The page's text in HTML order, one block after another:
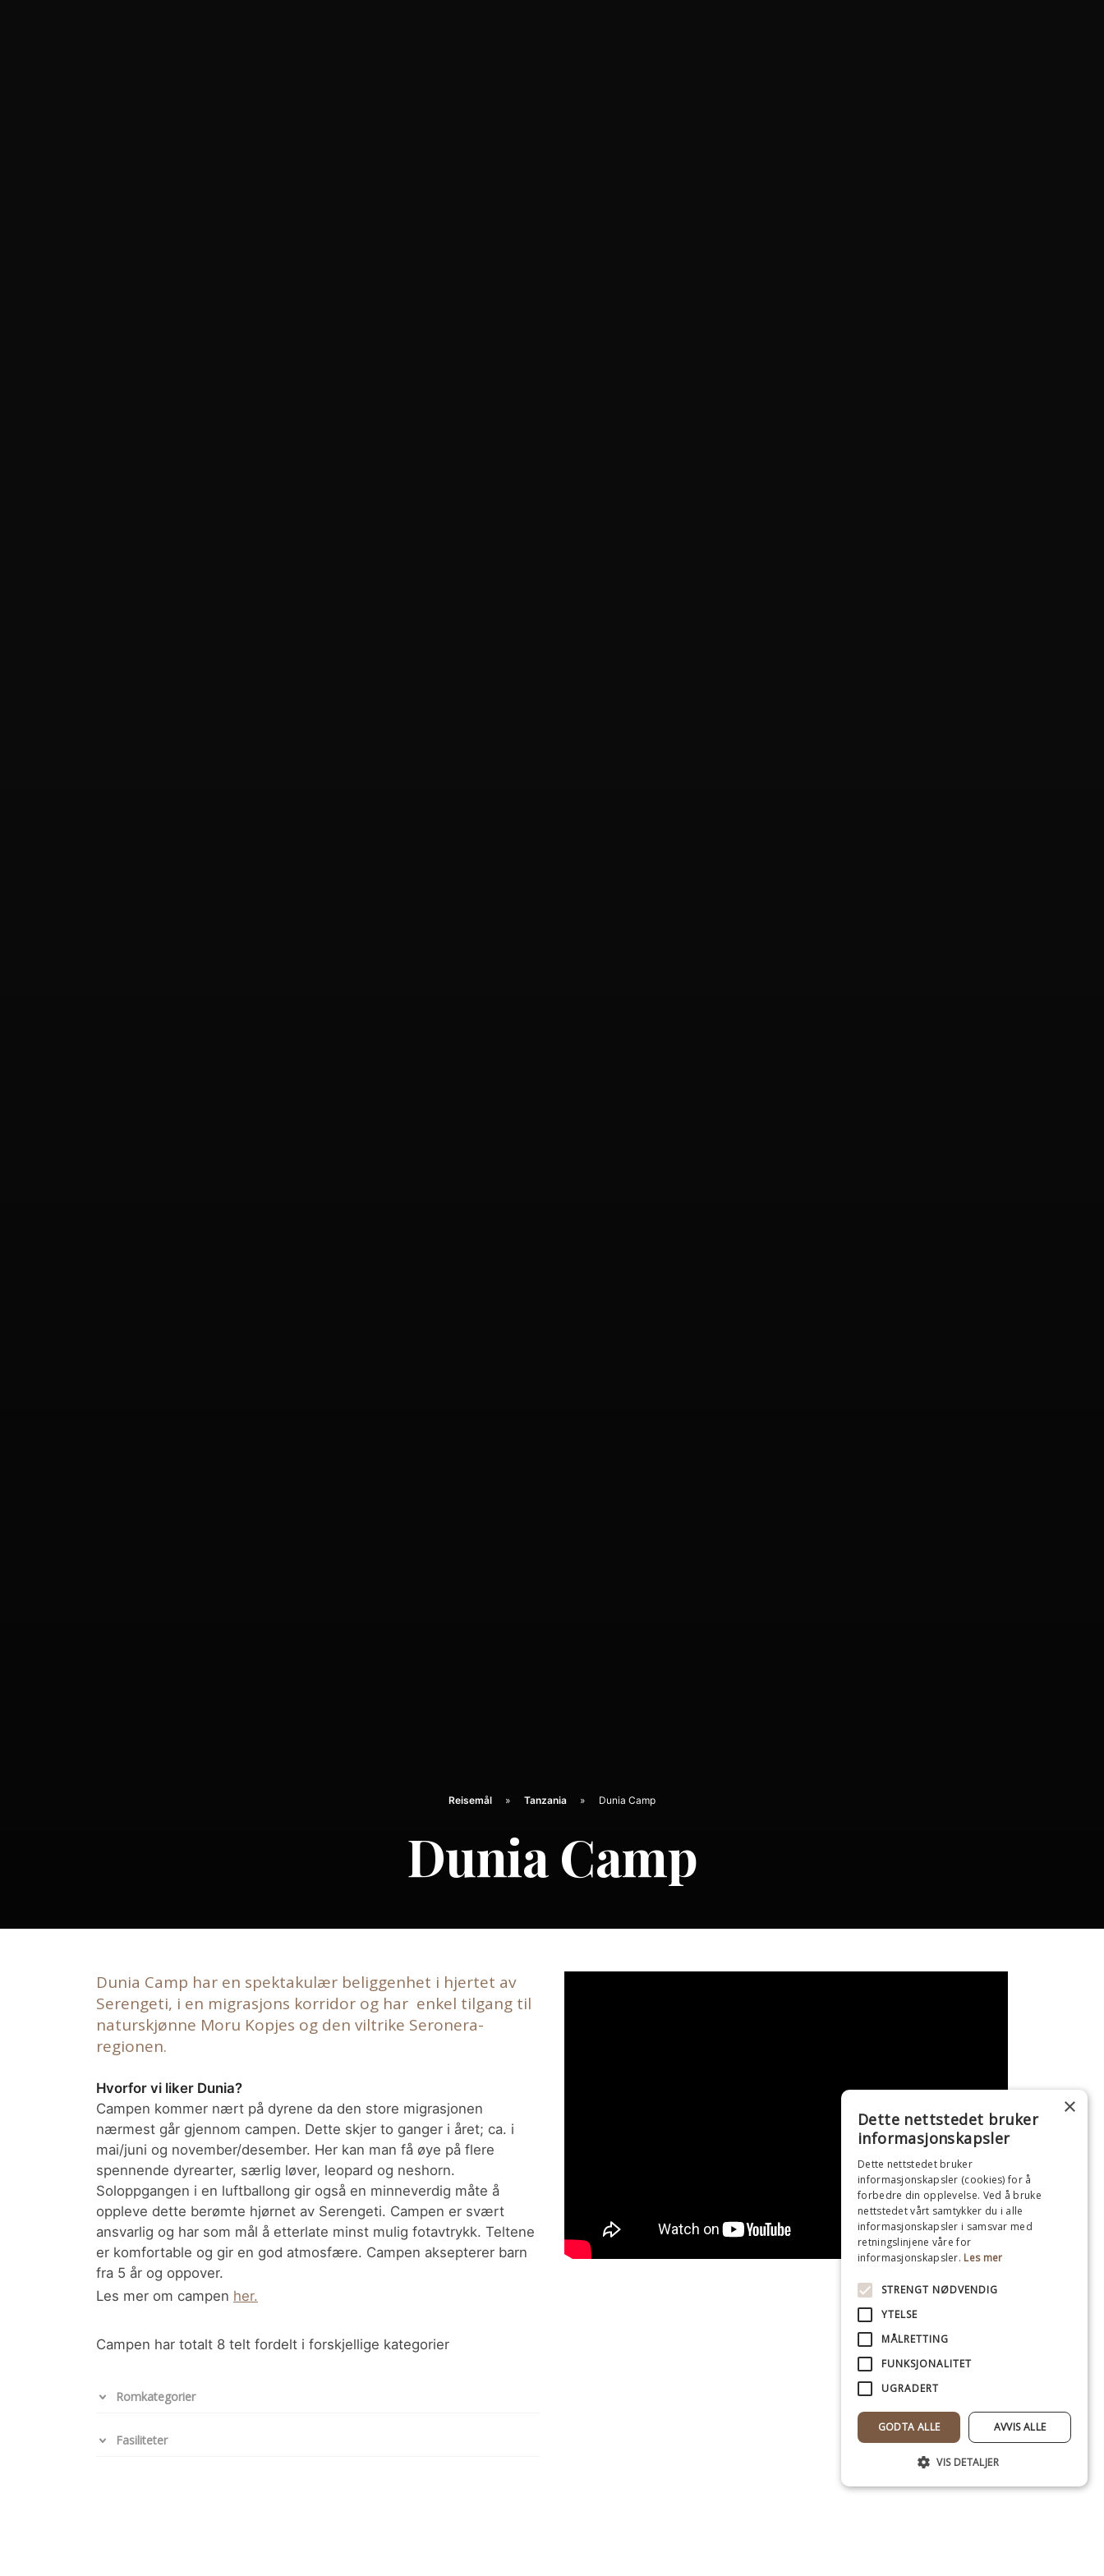
Reisemål Tanzania Dunia Camp
Dunia Camp
Dunia Camp har en spektakulær beliggenhet i hjertet av
Serengeti, i en migrasjons korridor og har enkel tilgang til
naturskjønne Moru Kopjes og den viltrike Seronera-
regionen.
Hvorfor vi liker Dunia?
Campen kommer nært på dyrene da den store migrasjonen
nærmest går gjennom campen. Dette skjer to ganger i året; ca. i
mai/juni og november/desember. Her kan man få øye på flere
spennende dyrearter, særlig løver, leopard og neshorn.
Soloppgangen i en luftballong gir også en minneverdig måte å
oppleve dette berømte hjørnet av Serengeti. Campen er svært
ansvarlig og har som mål å etterlate minst mulig fotavtrykk. Teltene
er komfortable og gir en god atmosfære. Campen aksepterer barn
fra 5 år og oppover.
Les mer om campen her.
Campen har totalt 8 telt fordelt i forskjellige kategorier
Romkategorier
Fasiliteter
×
Dette nettstedet bruker
informasjonskapsler
Dette nettstedet bruker
informasjonskapsler (cookies) for å
forbedre din opplevelse. Ved å bruke
nettstedet vårt samtykker du i alle
informasjonskapsler i samsvar med
retningslinjene våre for
informasjonskapsler. Les mer
STRENGT NØDVENDIG
YTELSE
MÅLRETTING
FUNKSJONALITET
UGRADERT
GODTA ALLE AVVIS ALLE
VIS DETALJER